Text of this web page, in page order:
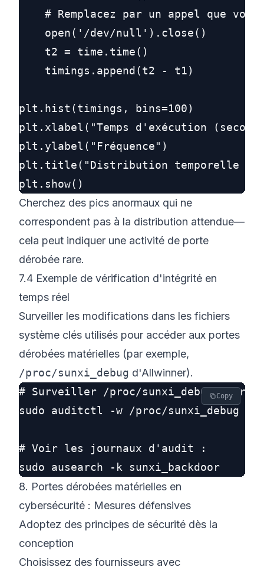
# Remplacez par un appel que
    open('/dev/null').close()
    t2 = time.time()
    timings.append(t2 - t1)
plt.hist(timings, bins=100)
plt.xlabel("Temps d'exécution
plt.ylabel("Fréquence")
plt.title("Distribution temporelle
Cherchez des pics anormaux qui ne
correspondent pas à la distribution attendue—
cela peut indiquer une activité de porte
dérobée rare.
7.4 Exemple de vérification d'intégrité en
temps réel
Surveiller les modifications dans les fichiers
système clés utilisés pour accéder aux portes
dérobées matérielles (par exemple,
/proc/sunxi_debug d'Allwinner).
# Surveiller /proc/sunxi_debug pour
sudo auditctl -w /proc/sunxi_debug -p
# Voir les journaux d'audit :
Copy
8. Portes dérobées matérielles en
cybersécurité : Mesures défensives
Adoptez des principes de sécurité dès la
conception
Choisissez des fournisseurs avec